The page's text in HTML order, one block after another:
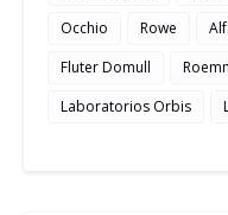
Occhio
Rowe
Fluter Domull
Laboratorios Orbis